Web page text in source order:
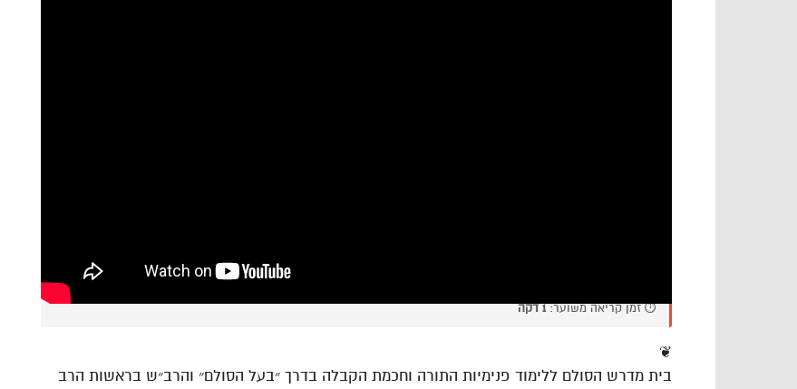
⏱️ זמן קריאה משוער:1 דקה
❦
בית מדרש הסולם ללימוד פנימיות התורה וחכמת הקבלה בדרך ״בעל הסולם״ והרב״ש בראשות הרב